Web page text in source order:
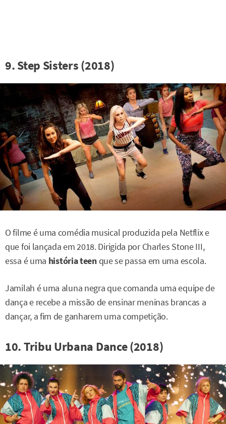
9. Step Sisters (2018)
O filme é uma comédia musical produzida pela Netflix e
que foi lançada em 2018. Dirigida por Charles Stone III,
essa é uma história teenque se passa em uma escola.
Jamilah é uma aluna negra que comanda uma equipe de
dança e recebe a missão de ensinar meninas brancas a
dançar, a fim de ganharem uma competição.
10. Tribu Urbana Dance (2018)